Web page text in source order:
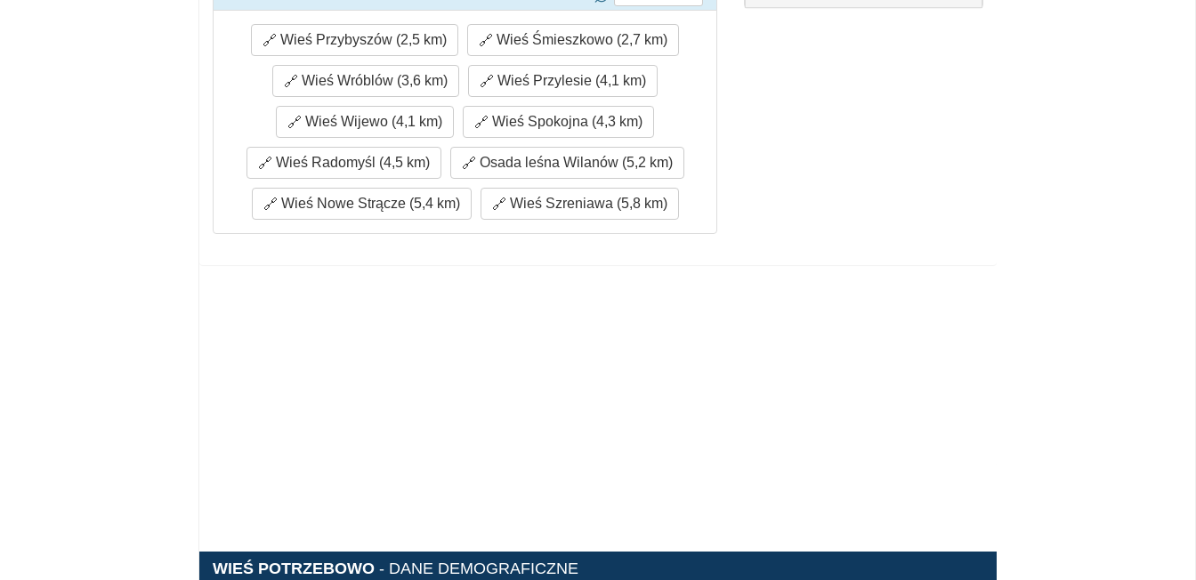
Wieś Przybyszów (2,5 km) Wieś Śmieszkowo (2,7 km)
Wieś Wróblów (3,6 km) Wieś Przylesie (4,1 km)
Wieś Wijewo (4,1 km) Wieś Spokojna (4,3 km)
Wieś Radomyśl (4,5 km) Osada leśna Wilanów (5,2 km)
Wieś Nowe Strącze (5,4 km) Wieś Szreniawa (5,8 km)
WIEŚ POTRZEBOWO - DANE DEMOGRAFICZNE